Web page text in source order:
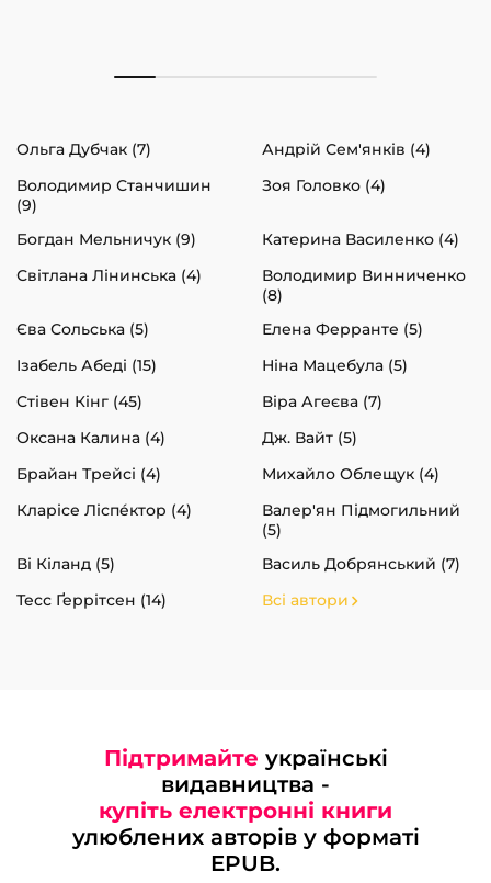
Ольга Дубчак (7)
Андрій Сем'янків (4)
Володимир Станчишин
(9)
Зоя Головко (4)
Богдан Мельничук (9)
Катерина Василенко (4)
Світлана Лінинська (4)
Володимир Винниченко
(8)
Єва Сольська (5)
Елена Ферранте (5)
Ізабель Абеді (15)
Ніна Мацебула (5)
Стівен Кінг (45)
Віра Агеєва (7)
Оксана Калина (4)
Дж. Вайт (5)
Брайан Трейсі (4)
Михайло Облещук (4)
Кларісе Ліспéктор (4)
Валер'ян Підмогильний
(5)
Ві Кіланд (5)
Василь Добрянський (7)
Тесс Ґеррітсен (14)
Всі автори
Підтримайте українські
видавництва -
купіть електронні книги
улюблених авторів у форматі
EPUB.